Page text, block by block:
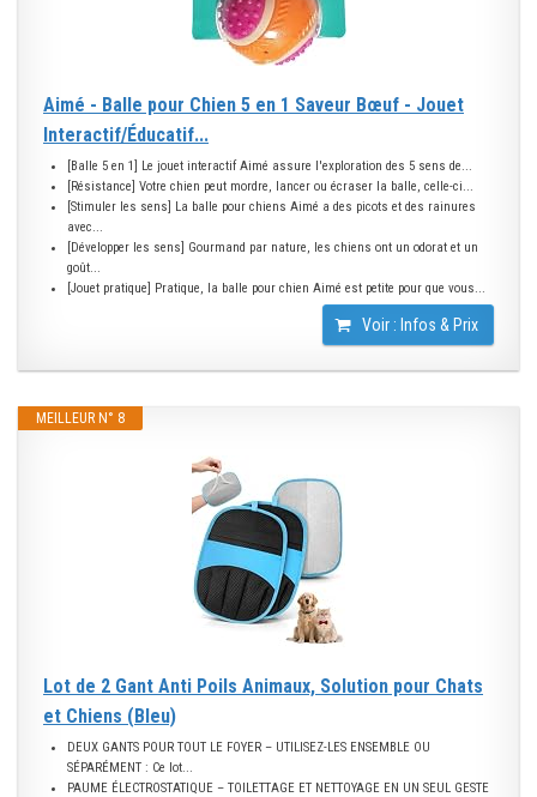
Aimé - Balle pour Chien 5 en 1 Saveur Bœuf - Jouet
Interactif/Éducatif...
[Balle 5 en 1] Le jouet interactif Aimé assure l'exploration des 5 sens de...
[Résistance] Votre chien peut mordre, lancer ou écraser la balle, celle-ci...
[Stimuler les sens] La balle pour chiens Aimé a des picots et des rainures
avec...
[Développer les sens] Gourmand par nature, les chiens ont un odorat et un
goût...
[Jouet pratique] Pratique, la balle pour chien Aimé est petite pour que vous...
Voir : Infos & Prix
MEILLEUR N° 8
Lot de 2 Gant Anti Poils Animaux, Solution pour Chats
et Chiens (Bleu)
DEUX GANTS POUR TOUT LE FOYER – UTILISEZ-LES ENSEMBLE OU
SÉPARÉMENT : Ce lot...
PAUME ÉLECTROSTATIQUE – TOILETTAGE ET NETTOYAGE EN UN SEUL GESTE